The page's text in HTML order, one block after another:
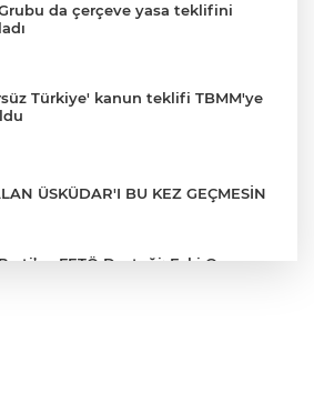
da çerçeve yasa teklifini
Türkiye' kanun teklifi TBMM'ye
ÜSKÜDAR'I BU KEZ GEÇMESİN
FETÖ Desteği: Eski Oyun,